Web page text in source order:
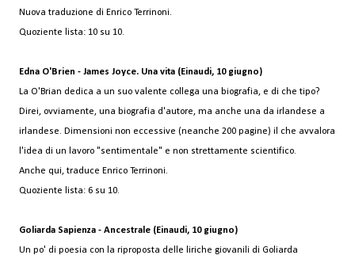
Nuova traduzione di Enrico Terrinoni.
Quoziente lista: 10 su 10.
Edna O'Brien - James Joyce. Una vita (Einaudi, 10 giugno)
La O'Brian dedica a un suo valente collega una biografia, e di che tipo?
Direi, ovviamente, una biografia d'autore, ma anche una da irlandese a
irlandese. Dimensioni non eccessive (neanche 200 pagine) il che avvalora
l'idea di un lavoro "sentimentale" e non strettamente scientifico.
Anche qui, traduce Enrico Terrinoni.
Quoziente lista: 6 su 10.
Goliarda Sapienza - Ancestrale (Einaudi, 10 giugno)
Un po' di poesia con la riproposta delle liriche giovanili di Goliarda